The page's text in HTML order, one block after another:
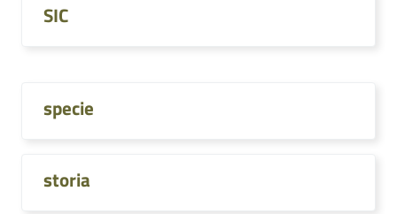
SIC
specie
storia